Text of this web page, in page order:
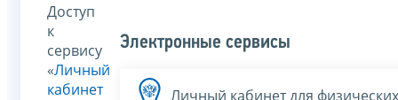
Доступ
к
сервису
«Личный
кабинет
Электронные сервисы
Личный кабинет для